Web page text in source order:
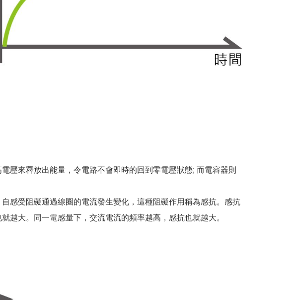
壓來釋放出能量，令電路不會即時的回到零電壓狀態; 而電容器則
感受阻礙通過線圈的電流發生變化，這種阻礙作用稱為感抗。感抗
越大。同一電感量下，交流電流的頻率越高，感抗也就越大。